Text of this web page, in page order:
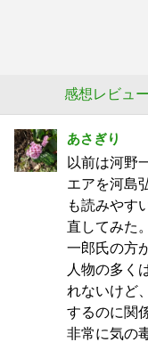
感想レビュー
あさぎり
以前は河野
エアを河島
も読みやす
直してみた
一郎氏の方
人物の多く
れないけど
するのに関
非常に気の